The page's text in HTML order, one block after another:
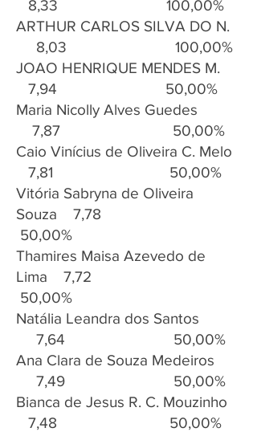
8,33 100,00%
ARTHUR CARLOS SILVA DO N.
8,03 100,00%
JOAO HENRIQUE MENDES M.
7,94 50,00%
Maria Nicolly Alves Guedes
7,87 50,00%
Caio Vinícius de Oliveira C. Melo
7,81 50,00%
Vitória Sabryna de Oliveira
Souza 7,78
50,00%
Thamires Maisa Azevedo de
Lima 7,72
50,00%
Natália Leandra dos Santos
7,64 50,00%
Ana Clara de Souza Medeiros
7,49 50,00%
Bianca de Jesus R. C. Mouzinho
7,48 50,00%